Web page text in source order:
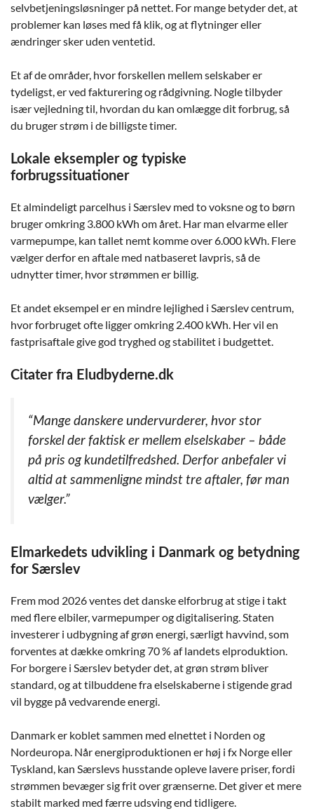
selvbetjeningsløsninger på nettet. For mange betyder det, at
problemer kan løses med få klik, og at flytninger eller
ændringer sker uden ventetid.
Et af de områder, hvor forskellen mellem selskaber er
tydeligst, er ved fakturering og rådgivning. Nogle tilbyder
især vejledning til, hvordan du kan omlægge dit forbrug, så
du bruger strøm i de billigste timer.
Lokale eksempler og typiske
forbrugssituationer
Et almindeligt parcelhus i Særslev med to voksne og to børn
bruger omkring 3.800 kWh om året. Har man elvarme eller
varmepumpe, kan tallet nemt komme over 6.000 kWh. Flere
vælger derfor en aftale med natbaseret lavpris, så de
udnytter timer, hvor strømmen er billig.
Et andet eksempel er en mindre lejlighed i Særslev centrum,
hvor forbruget ofte ligger omkring 2.400 kWh. Her vil en
fastprisaftale give god tryghed og stabilitet i budgettet.
Citater fra Eludbyderne.dk
“Mange danskere undervurderer, hvor stor
forskel der faktisk er mellem elselskaber – både
på pris og kundetilfredshed. Derfor anbefaler vi
altid at sammenligne mindst tre aftaler, før man
vælger.”
Elmarkedets udvikling i Danmark og betydning
for Særslev
Frem mod 2026 ventes det danske elforbrug at stige i takt
med flere elbiler, varmepumper og digitalisering. Staten
investerer i udbygning af grøn energi, særligt havvind, som
forventes at dække omkring 70 % af landets elproduktion.
For borgere i Særslev betyder det, at grøn strøm bliver
standard, og at tilbuddene fra elselskaberne i stigende grad
vil bygge på vedvarende energi.
Danmark er koblet sammen med elnettet i Norden og
Nordeuropa. Når energiproduktionen er høj i fx Norge eller
Tyskland, kan Særslevs husstande opleve lavere priser, fordi
strømmen bevæger sig frit over grænserne. Det giver et mere
stabilt marked med færre udsving end tidligere.